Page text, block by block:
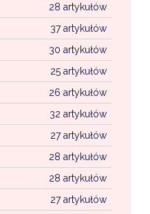
28 artykułów
37 artykułów
30 artykułów
25 artykułów
26 artykułów
32 artykułów
27 artykułów
28 artykułów
28 artykułów
27 artykułów